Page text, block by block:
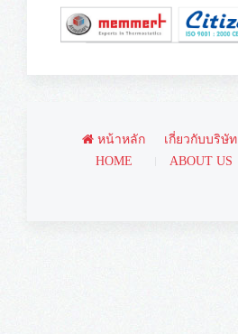
หน้าหลัก
HOME
เกี่ยวกับบริษัท
ABOUT US